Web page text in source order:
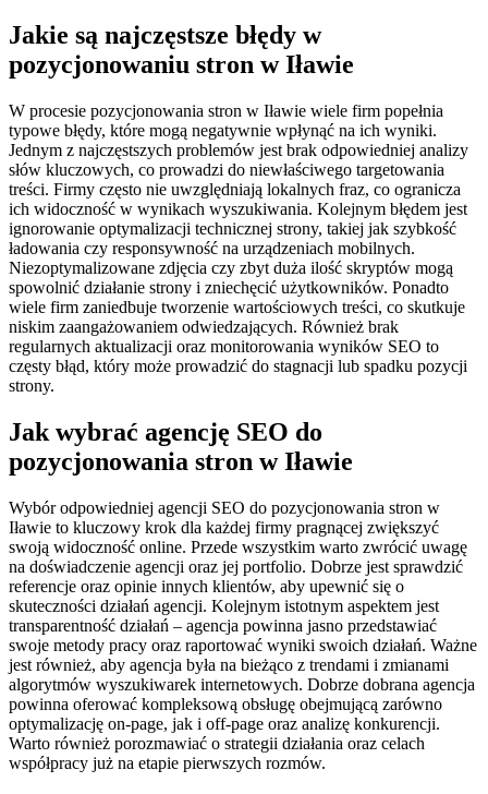
Jakie są najczęstsze błędy w
pozycjonowaniu stron w Iławie
W procesie pozycjonowania stron w Iławie wiele firm popełnia
typowe błędy, które mogą negatywnie wpłynąć na ich wyniki.
Jednym z najczęstszych problemów jest brak odpowiedniej analizy
słów kluczowych, co prowadzi do niewłaściwego targetowania
treści. Firmy często nie uwzględniają lokalnych fraz, co ogranicza
ich widoczność w wynikach wyszukiwania. Kolejnym błędem jest
ignorowanie optymalizacji technicznej strony, takiej jak szybkość
ładowania czy responsywność na urządzeniach mobilnych.
Niezoptymalizowane zdjęcia czy zbyt duża ilość skryptów mogą
spowolnić działanie strony i zniechęcić użytkowników. Ponadto
wiele firm zaniedbuje tworzenie wartościowych treści, co skutkuje
niskim zaangażowaniem odwiedzających. Również brak
regularnych aktualizacji oraz monitorowania wyników SEO to
częsty błąd, który może prowadzić do stagnacji lub spadku pozycji
strony.
Jak wybrać agencję SEO do
pozycjonowania stron w Iławie
Wybór odpowiedniej agencji SEO do pozycjonowania stron w
Iławie to kluczowy krok dla każdej firmy pragnącej zwiększyć
swoją widoczność online. Przede wszystkim warto zwrócić uwagę
na doświadczenie agencji oraz jej portfolio. Dobrze jest sprawdzić
referencje oraz opinie innych klientów, aby upewnić się o
skuteczności działań agencji. Kolejnym istotnym aspektem jest
transparentność działań – agencja powinna jasno przedstawiać
swoje metody pracy oraz raportować wyniki swoich działań. Ważne
jest również, aby agencja była na bieżąco z trendami i zmianami
algorytmów wyszukiwarek internetowych. Dobrze dobrana agencja
powinna oferować kompleksową obsługę obejmującą zarówno
optymalizację on-page, jak i off-page oraz analizę konkurencji.
Warto również porozmawiać o strategii działania oraz celach
współpracy już na etapie pierwszych rozmów.